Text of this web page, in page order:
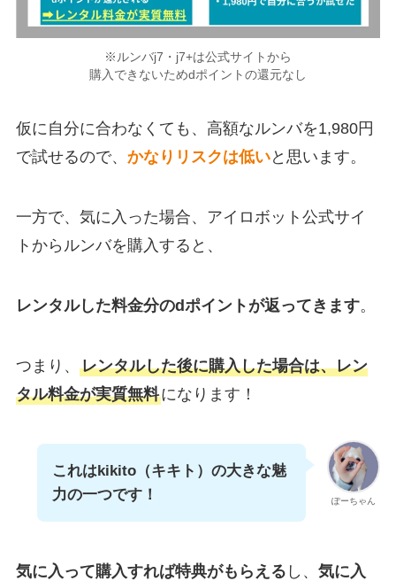
※ルンバj7・j7+は公式サイトから
購入できないためdポイントの還元なし
仮に自分に合わなくても、高額なルンバを1,980円
で試せるので、 かなりリスクは低いと思います。
一方で、気に入った場合、アイロボット公式サイ
トからルンバを購入すると、
レンタルした料金分のdポイントが返ってきます。
つまり、 レンタルした後に購入した場合は、レン
タル料金が実質無料になります！
ぽーちゃん
これはkikito（キキト）の大きな魅
力の一つです！
気に入って購入すれば特典がもらえる し、 気に入